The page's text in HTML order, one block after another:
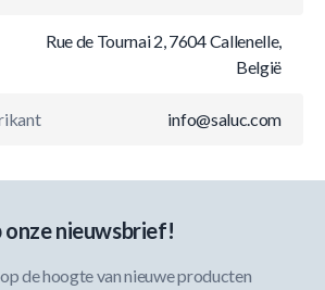
Rue de Tournai 2, 7604 Callenelle,
België
info@saluc.com
onze nieuwsbrief!
de hoogte van nieuwe producten